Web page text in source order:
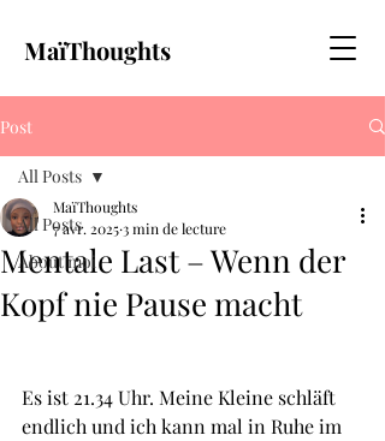
MaïThoughts
Post
All Posts
About moi
All Posts
Mentale Last – Wenn der
Kopf nie Pause macht
MaïThoughts
7 avr. 20253 min de lecture
Es ist 21.34 Uhr. Meine Kleine schläft
endlich und ich kann mal in Ruhe im